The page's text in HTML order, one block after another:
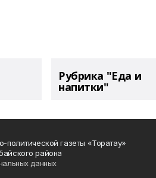
Рубрика "Еда и
напитки"
газеты «Торатау»
района
данных